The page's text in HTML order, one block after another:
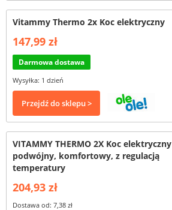
Vitammy Thermo 2x Koc elektryczny
147,99 zł
Darmowa dostawa
Wysyłka: 1 dzień
Przejdź do sklepu >
VITAMMY THERMO 2X Koc elektryczny
podwójny, komfortowy, z regulacją
temperatury
204,93 zł
Dostawa od: 7,38 zł